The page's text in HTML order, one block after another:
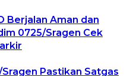
Berjalan Aman dan
0725/Sragen Cek
Pastikan Satgas